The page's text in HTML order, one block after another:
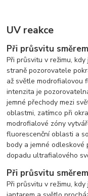
UV reakce
Při průsvitu
Při průsvitu v režimu,
straně pozorovatele
až světle modrofialovou
intenzita je
jemné přechody mezi
oblastmi, zatímco při
modrofialové zóny
fluorescenční oblasti a
body a jemné odleskové
dopadu ultrafialového
Při průsvitu
Při průsvitu v režimu,